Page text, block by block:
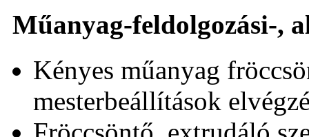
Műanyag-feldolgozási-,
Kényes műanyag
mesterbeállítások